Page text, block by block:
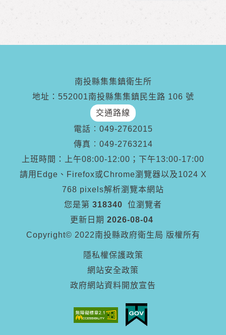
南投縣集集鎮衛生所
地址：552001南投縣集集鎮民生路 106 號
交通路線
電話︰ 049-2762015
傳真︰ 049-2763214
上班時間：上午08:00-12:00；下午13:00-17:00
請用Edge、Firefox或Chrome瀏覽器以及1024 X
768 pixels解析瀏覽本網站
您是第 318340
位瀏覽者
更新日期 2026-08-04
Copyright© 2022南投縣政府衛生局 版權所有
隱私權保護政策
網站安全政策
政府網站資料開放宣告